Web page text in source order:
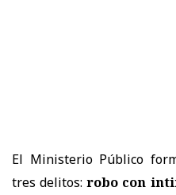
El Ministerio Público
tres delitos:robo con